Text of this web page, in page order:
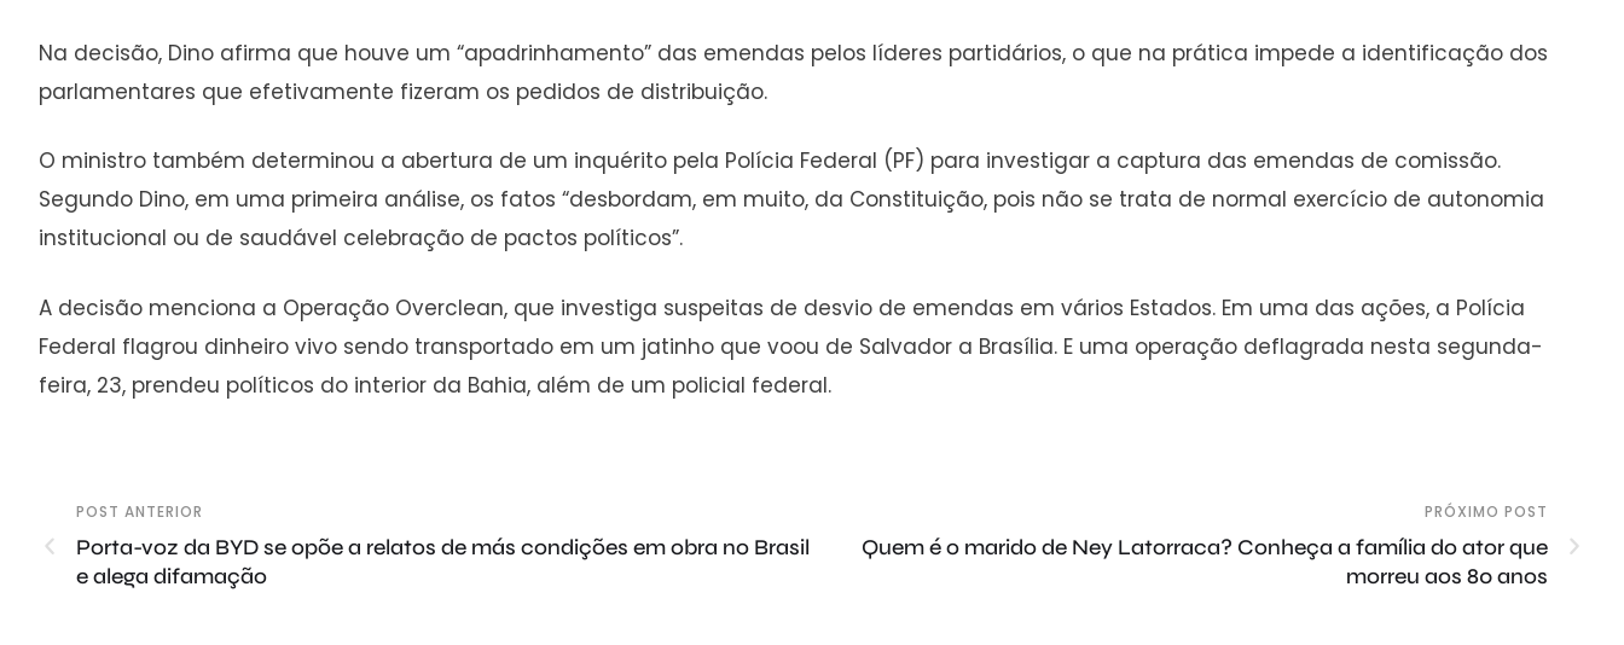
Na decisão, Dino afirma que houve um “apadrinhamento” das emendas pelos líderes partidários, o que na prática impede a identificação dos
parlamentares que efetivamente fizeram os pedidos de distribuição.
O ministro também determinou a abertura de um inquérito pela Polícia Federal (PF) para investigar a captura das emendas de comissão.
Segundo Dino, em uma primeira análise, os fatos “desbordam, em muito, da Constituição, pois não se trata de normal exercício de autonomia
institucional ou de saudável celebração de pactos políticos”.
A decisão menciona a Operação Overclean, que investiga suspeitas de desvio de emendas em vários Estados. Em uma das ações, a Polícia
Federal flagrou dinheiro vivo sendo transportado em um jatinho que voou de Salvador a Brasília. E uma operação deflagrada nesta segunda-
feira, 23, prendeu políticos do interior da Bahia, além de um policial federal.
POST ANTERIOR
Porta-voz da BYD se opõe a relatos de más condições em obra no Brasil
e alega difamação
PRÓXIMO POST
Quem é o marido de Ney Latorraca? Conheça a família do ator que
morreu aos 80 anos